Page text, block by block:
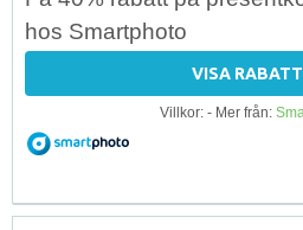
hos Smartphoto
VISA
Villkor: - Mer från: